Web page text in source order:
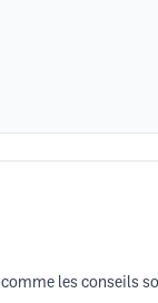
les conseils